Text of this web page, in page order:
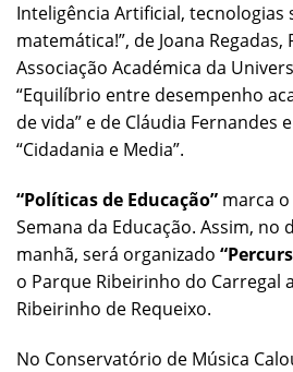
Inteligência Artificial, tecnologias
matemática!”, de Joana
Associação Académica da
“Equilíbrio entre desempenho
de vida” e de Cláudia Fernandes
“Cidadania e Media”.
“Políticas de Educação” marca
Semana da Educação. Assim, no
manhã, será organizado
o Parque Ribeirinho do Carregal
Ribeirinho de Requeixo.
No Conservatório de Música